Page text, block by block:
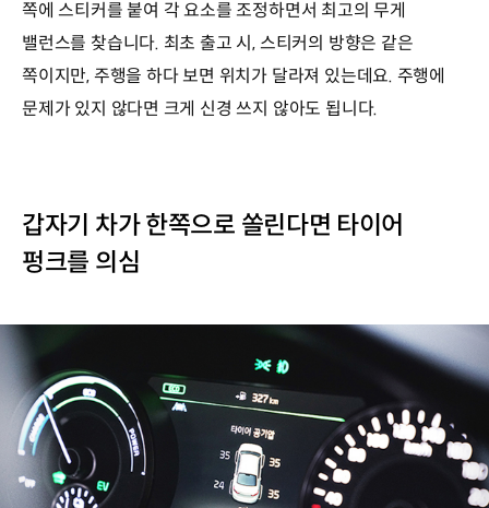
쪽에 스티커를 붙여 각 요소를 조정하면서 최고의 무게
밸런스를 찾습니다. 최초 출고 시, 스티커의 방향은 같은
쪽이지만, 주행을 하다 보면 위치가 달라져 있는데요. 주행에
문제가 있지 않다면 크게 신경 쓰지 않아도 됩니다.
갑자기 차가 한쪽으로 쏠린다면 타이어
펑크를 의심